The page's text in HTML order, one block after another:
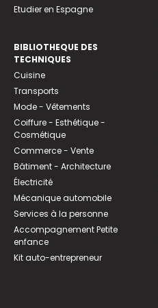
Etudier en Espagne
BIBLIOTHEQUE DES
TECHNIQUES
Cuisine
Transports
Mode - Vêtements
Coiffure - Esthétique -
Cosmétique
Commerce - Vente
Bâtiment - Architecture
Électricité
Mécanique automobile
Services à la personne
Accompagnement Petite
enfance
Kit auto-entrepreneur